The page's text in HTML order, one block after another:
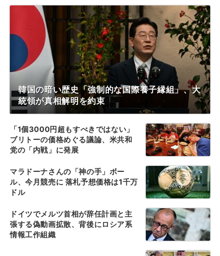
韓国の暗い歴史「強制的な国際養子縁組」、大
統領が真相解明を約束
「1個3000円超もすべきではない」
ブリトーの価格めぐる議論、米共和
党の「内戦」に発展
マラドーナさんの「神の手」ボー
ル、今月競売に 落札予想価格は1千万
ドル
ドイツでメルツ首相が辞任計画と主
張する偽動画拡散、背後にロシア系
情報工作組織